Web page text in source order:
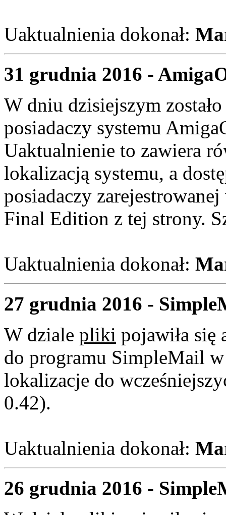
Uaktualnienia dokonał:
31 grudnia 2016 -
W dniu dzisiejszym
posiadaczy systemu
Uaktualnienie to zawiera
lokalizacją systemu, a
posiadaczy
Final Edition z tej strony.
Uaktualnienia dokonał:
27 grudnia 2016 -
W dziale pliki pojawiła
do programu SimpleMail
lokalizacje do
0.42).
Uaktualnienia dokonał:
26 grudnia 2016 -